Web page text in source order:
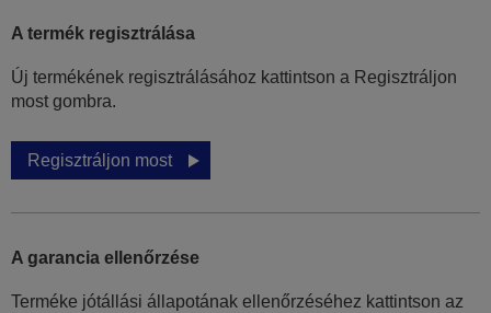
A termék regisztrálása
Új termékének regisztrálásához kattintson a Regisztráljon
most gombra.
Regisztráljon most
A garancia ellenőrzése
Terméke jótállási állapotának ellenőrzéséhez kattintson az